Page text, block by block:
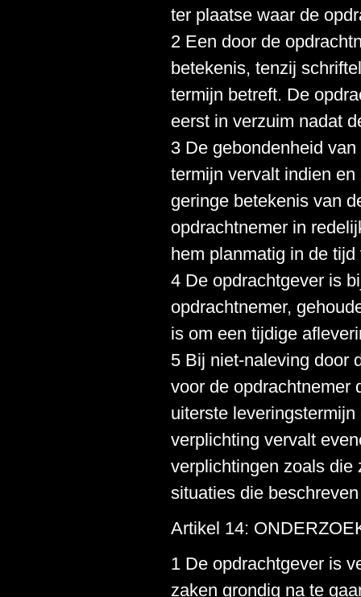
ter plaatse waar de
2 Een door de
betekenis, tenzij
termijn betreft. De
eerst in verzuim nadat
3 De gebondenheid
termijn vervalt indien
geringe betekenis van
opdrachtnemer in
hem planmatig in de
4 De opdrachtgever is
opdrachtnemer,
is om een tijdige
5 Bij niet-naleving door
voor de opdrachtnemer
uiterste
verplichting vervalt
verplichtingen zoals die
situaties die
Artikel 14:
1 De opdrachtgever is
zaken grondig na te